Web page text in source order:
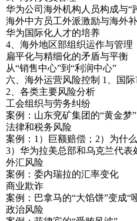
华为公司海外机构人员构成与“
海外中方员工外派激励与海外
华为国际化人才的培养
4、海外地区部组织运作与管理
扁平化与精细化的矛盾与平衡
从“销售中心”到“利润中心”
六、海外运营风险控制 1、国
2、各类主要风险分析
工会组织与劳务纠纷
案例：山东兖矿集团的“黄金梦”
法律和税务风险
案例：1）巨额赔偿；2）为什
3）华为拉美总部和乌克兰代表
外汇风险
案例：委内瑞拉的汇率变化
商业欺诈
案例：巴拿马的“大馅饼”变成“
政治风险